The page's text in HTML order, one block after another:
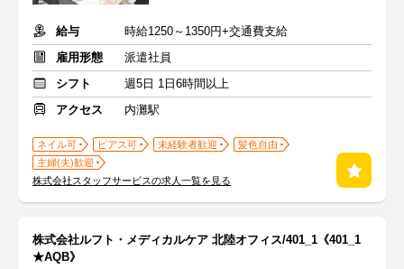
給与
時給1250～1350円+交通費支給
雇用形態
派遣社員
シフト
週5日 1日6時間以上
アクセス
内灘駅
ネイル可 ピアス可 未経験者歓迎
髪色自由
主婦(夫)歓迎
株式会社スタッフサービスの求人一覧を見る
株式会社ルフト・メディカルケア 北陸オフィス/401_1《401_1
★AQB》